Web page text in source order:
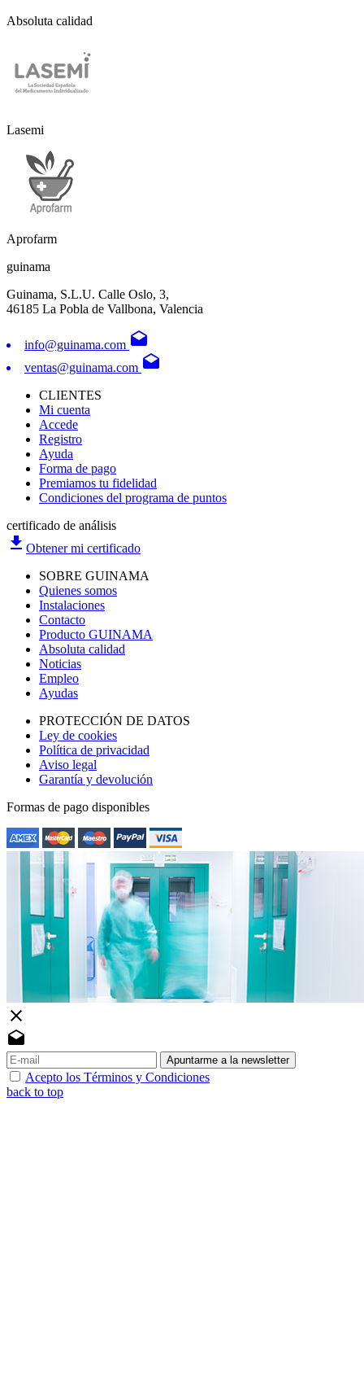
Absoluta calidad
Lasemi
Aprofarm
guinama
Guinama, S.L.U. Calle Oslo, 3,
46185 La Pobla de Vallbona, Valencia
info@guinama.com drafts
ventas@guinama.com drafts
CLIENTES
Mi cuenta
Accede
Registro
Ayuda
Forma de pago
Premiamos tu fidelidad
Condiciones del programa de puntos
certificado de análisis
file_download Obtener mi certificado
SOBRE GUINAMA
Quienes somos
Instalaciones
Contacto
Producto GUINAMA
Absoluta calidad
Noticias
Empleo
Ayudas
PROTECCIÓN DE DATOS
Ley de cookies
Política de privacidad
Aviso legal
Garantía y devolución
Formas de pago disponibles
close
drafts
Apuntarme a la newsletter
Acepto los Términos y Condiciones
back to top